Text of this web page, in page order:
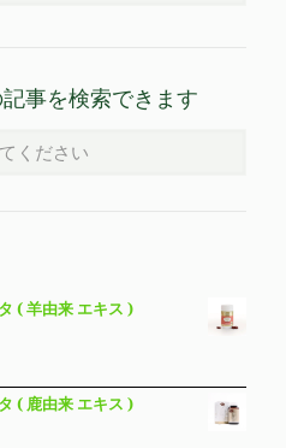
事を検索できます
( 羊由来 エキス )
( 鹿由来 エキス )